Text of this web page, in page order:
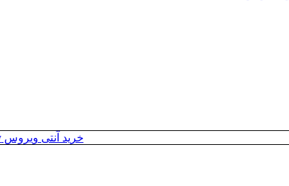
خرید آنتی ویروس Kaspersky